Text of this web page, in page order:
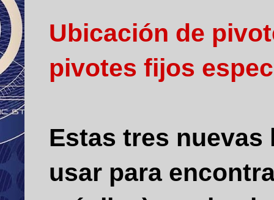
Ubicación de
pivotes fijos
Estas tres nuevas
usar para